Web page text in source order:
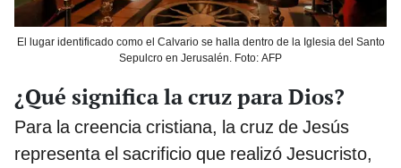
El lugar identificado como el Calvario se halla dentro de la Iglesia del Santo
Sepulcro en Jerusalén. Foto: AFP
¿Qué significa la cruz para Dios?
Para la creencia cristiana, la cruz de Jesús
representa el sacrificio que realizó Jesucristo,